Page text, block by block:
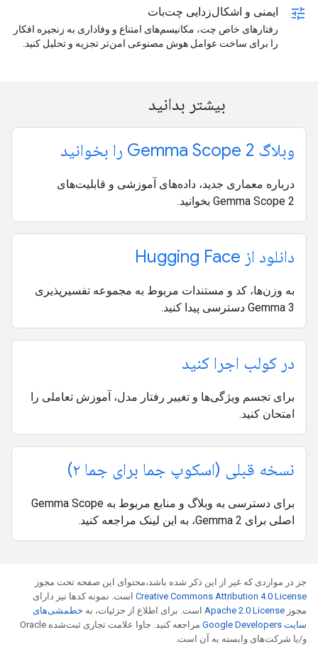
tune ایمنی و اشکال‌زدایی چت‌بات
رفتارهای خاص چت، مکانیسم‌های امتناع و وفاداری به زنجیره افکار
را برای ساخت عوامل هوش مصنوعی امن‌تر تجزیه و تحلیل کنید.
بیشتر بدانید
وبلاگ Gemma Scope 2 را بخوانید
درباره معماری جدید، داده‌های آموزشی و قابلیت‌های
Gemma Scope 2 بخوانید.
دانلود از Hugging Face
به وزن‌ها، کد و مستندات مربوط به مجموعه تفسیرپذیری
Gemma 3 دسترسی پیدا کنید.
در کولب اجرا کنید
برای تجسم ویژگی‌ها و تغییر رفتار مدل، آموزش تعاملی را
امتحان کنید.
نسخه قبلی (اسکوپ جما برای جما ۲)
برای دسترسی به وبلاگ و منابع مربوط به Gemma Scope
اصلی برای Gemma 2، به این لینک مراجعه کنید.
جز در مواردی که غیر از این ذکر شده باشد،‌محتوای این صفحه تحت مجوز
Creative Commons Attribution 4.0 Licenseاست. نمونه کدها نیز دارای
مجوز Apache 2.0 Licenseاست. برای اطلاع از جزئیات، به خطمشی‌های
سایت Google Developers‏
مراجعه کنید. جاوا علامت تجاری ثبت‌شده Oracle
و/یا شرکت‌های وابسته به آن است.